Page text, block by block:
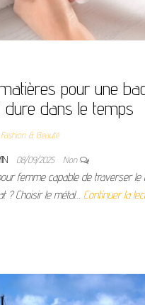
pour une
dans le temps
Fashion & Beauté
08/09/2025 Non
femme capable de traverser le
? Choisir le métal… Continuer la